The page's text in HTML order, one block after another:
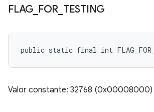
FLAG FOR TESTING
public static final int
Valor constante: 32768 (0x00008000)